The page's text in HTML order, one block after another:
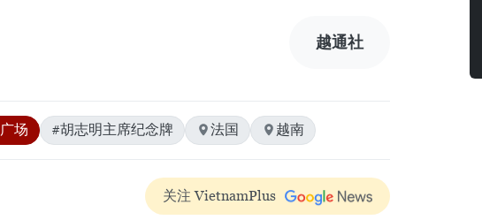
越通社
场 #胡志明主席纪念牌 法国 越南
关注 VietnamPlus